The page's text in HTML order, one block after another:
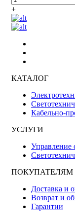
+
КАТАЛОГ
Кабельно-
УСЛУГИ
Управление
ПОКУПАТЕЛЯМ
Доставка и
Возврат и
Гарантии